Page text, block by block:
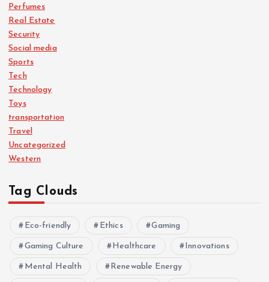
Perfumes
Real Estate
Security
Social media
Sports
Tech
Technology
Toys
transportation
Travel
Uncategorized
Western
Tag Clouds
Eco-friendly Ethics Gaming
Gaming Culture Healthcare Innovations
Mental Health Renewable Energy